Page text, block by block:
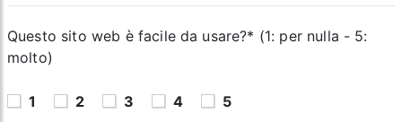
Questo sito web è facile da usare?* (1: per nulla - 5:
molto)
1 2 3 4 5